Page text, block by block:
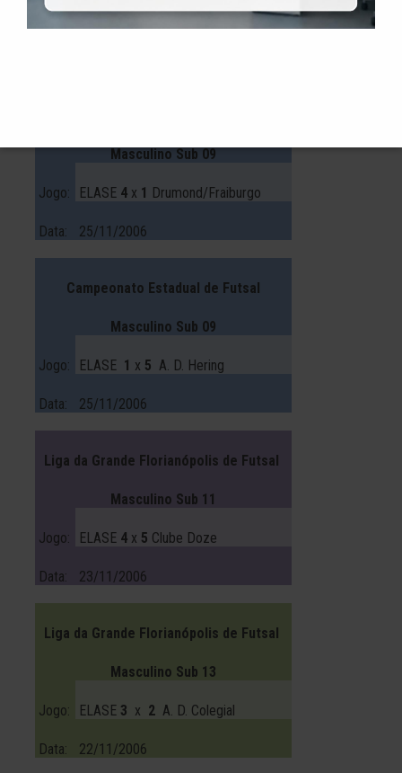
Jogo: ELASE6 APTI/Chapecó
Masculino Sub 09
Jogo: ELASE 4 x 1 Drumond/Fraiburgo
Data: 25/11/2006
Campeonato Estadual de Futsal
Masculino Sub 09
Jogo: ELASE 1 x 5 A. D. Hering
Data: 25/11/2006
Liga da Grande Florianópolis de Futsal
Masculino Sub 11
Jogo: ELASE 4 x 5 Clube Doze
Data: 23/11/2006
Liga da Grande Florianópolis de Futsal
Masculino Sub 13
Jogo: ELASE 3 x 2 A. D. Colegial
Data: 22/11/2006